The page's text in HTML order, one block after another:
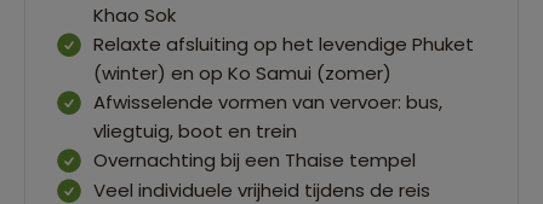
Khao Sok
Relaxte afsluiting op het levendige Phuket
(winter) en op Ko Samui (zomer)
Afwisselende vormen van vervoer: bus,
vliegtuig, boot en trein
Overnachting bij een Thaise tempel
Veel individuele vrijheid tijdens de reis